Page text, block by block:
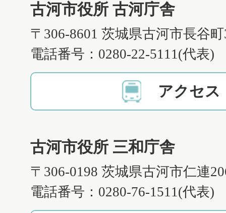
古河市役所 古河庁舎
〒306-8601 茨城県古河市長谷
電話番号：0280-22-5111(代表)
アクセス
古河市役所 三和庁舎
〒306-0198 茨城県古河市仁連
電話番号：0280-76-1511(代表)